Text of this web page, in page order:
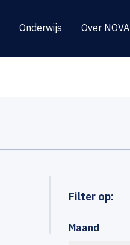
Onderwijs Over NOVA
Filter op:
Maand